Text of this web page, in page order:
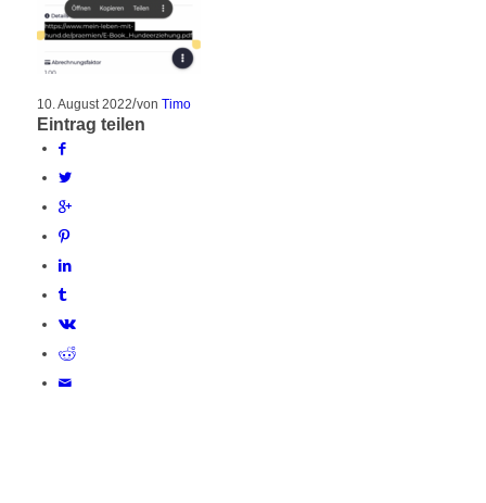
10. August 2022/von Timo
Eintrag teilen